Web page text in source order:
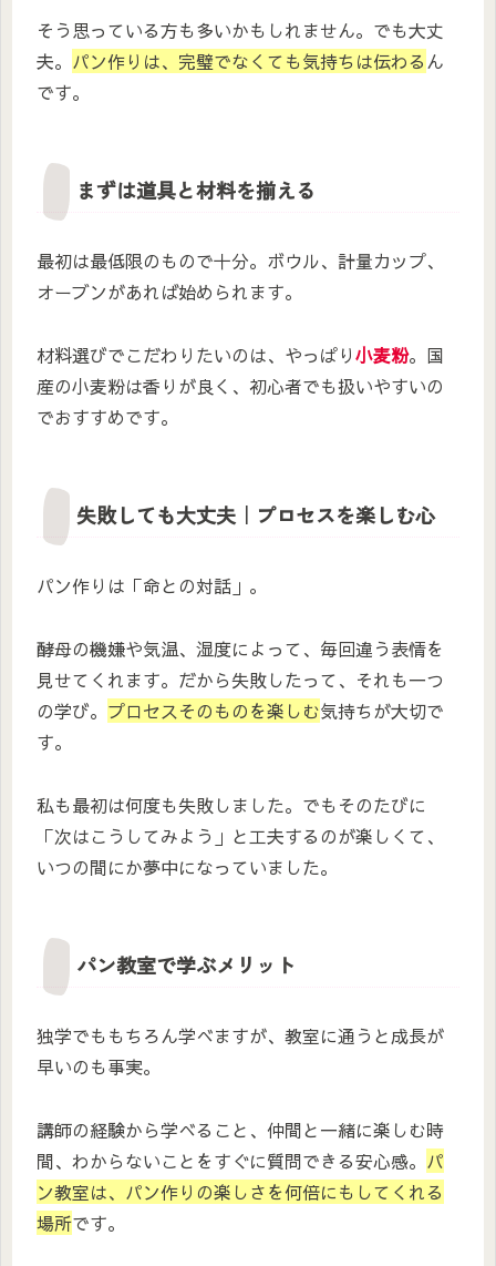
そう思っている方も多いかもしれません。でも大丈
夫。 パン作りは、完璧でなくても気持ちは伝わる ん
です。
まずは道具と材料を揃える
最初は最低限のもので十分。ボウル、計量カップ、
オーブンがあれば始められます。
材料選びでこだわりたいのは、やっぱり小麦粉。国
産の小麦粉は香りが良く、初心者でも扱いやすいの
でおすすめです。
失敗しても大丈夫｜プロセスを楽しむ心
パン作りは「命との対話」。
酵母の機嫌や気温、湿度によって、毎回違う表情を
見せてくれます。だから失敗したって、それも一つ
の学び。 プロセスそのものを楽しむ気持ちが大切で
す。
私も最初は何度も失敗しました。でもそのたびに
「次はこうしてみよう」と工夫するのが楽しくて、
いつの間にか夢中になっていました。
パン教室で学ぶメリット
独学でももちろん学べますが、教室に通うと成長が
早いのも事実。
講師の経験から学べること、仲間と一緒に楽しむ時
間、わからないことをすぐに質問できる安心感。 パ
ン教室は、パン作りの楽しさを何倍にもしてくれる
場所です。